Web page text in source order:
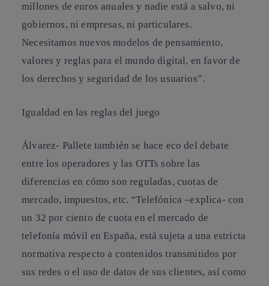
millones de euros anuales y nadie está a salvo, ni
gobiernos, ni empresas, ni particulares.
Necesitamos nuevos modelos de pensamiento,
valores y reglas para el mundo digital, en favor de
los derechos y seguridad de los usuarios”.
Igualdad en las reglas del juego
Álvarez- Pallete también se hace eco del debate
entre los operadores y las OTTs sobre las
diferencias en cómo son reguladas, cuotas de
mercado, impuestos, etc. “Telefónica –explica- con
un 32 por ciento de cuota en el mercado de
telefonía móvil en España, está sujeta a una estricta
normativa respecto a contenidos transmitidos por
sus redes o el uso de datos de sus clientes, así como